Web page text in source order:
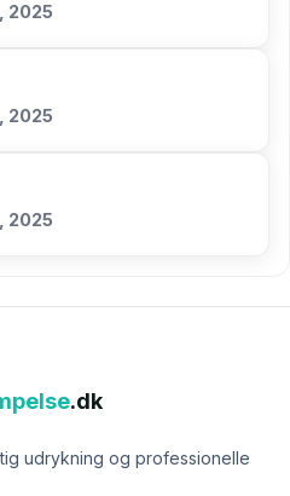
2025
2025
2025
.dk
udrykning og professionelle